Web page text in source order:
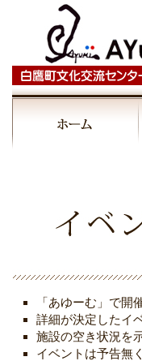
「あゆーむ」で
詳細が決定したイ
施設の空き状況を
イベントは予告無
04:00